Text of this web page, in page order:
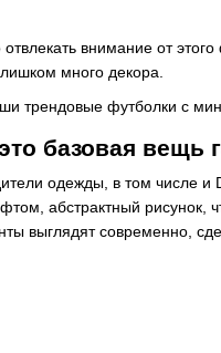
внимание от этого
много декора.
трендовые футболки с
базовая вещь
одежды, в том числе
абстрактный рисунок,
современно,